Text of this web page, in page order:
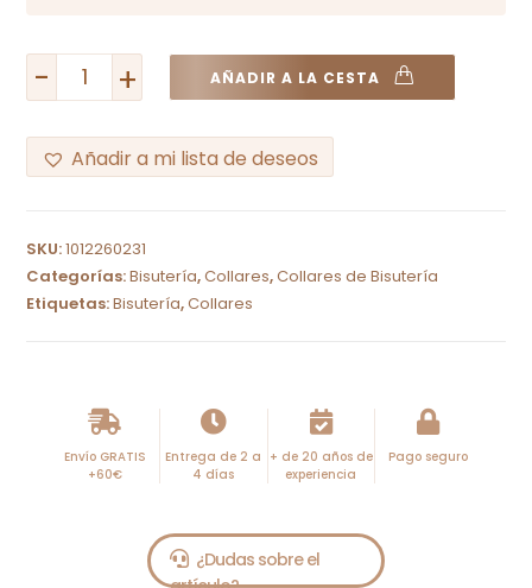
- + AÑADIR A LA CESTA
Añadir a mi lista de deseos
t
e
SKU:1012260231
Categorías:Bisutería,Collares,Collares de Bisutería
Etiquetas:Bisutería,Collares
Envío GRATIS
+60€
Entrega de 2 a
4 días
+ de 20 años de
experiencia
Pago seguro